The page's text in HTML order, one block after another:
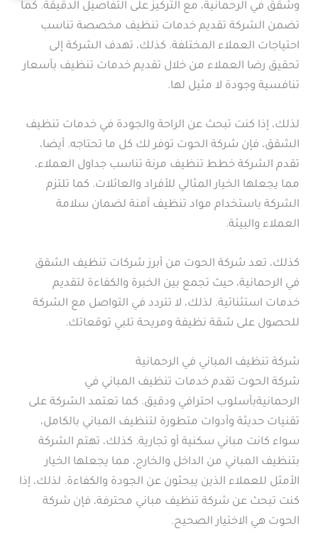
وشقق في الرحمانية، مع التركيز على التفاصيل الدقيقة. كما
تضمن الشركة تقديم خدمات تنظيف مخصصة تناسب
احتياجات العملاء المختلفة. كذلك، تهدف الشركة إلى
تحقيق رضا العملاء من خلال تقديم خدمات تنظيف بأسعار
تنافسية وجودة لا مثيل لها.
لذلك، إذا كنت تبحث عن الراحة والجودة في خدمات تنظيف
الشقق، فإن شركة الحوت توفر لك كل ما تحتاجه. أيضا،
تقدم الشركة خطط تنظيف مرنة تناسب جداول العملاء،
مما يجعلها الخيار المثالي للأفراد والعائلات. كما تلتزم
الشركة باستخدام مواد تنظيف آمنة لضمان سلامة
العملاء والبيئة.
كذلك، تعد شركة الحوت من أبرز شركات تنظيف الشقق
في الرحمانية، حيث تجمع بين الخبرة والكفاءة لتقديم
خدمات استثنائية. لذلك، لا تتردد في التواصل مع الشركة
للحصول على شقة نظيفة ومريحة تلبي توقعاتك.
شركة تنظيف المباني في الرحمانية
شركة الحوت تقدم خدمات تنظيف المباني في
الرحمانيةبأسلوب احترافي ودقيق. كما تعتمد الشركة على
تقنيات حديثة وأدوات متطورة لتنظيف المباني بالكامل،
سواء كانت مباني سكنية أو تجارية. كذلك، تهتم الشركة
بتنظيف المباني من الداخل والخارج، مما يجعلها الخيار
الأمثل للعملاء الذين يبحثون عن الجودة والكفاءة. لذلك، إذا
كنت تبحث عن شركة تنظيف مباني محترفة، فإن شركة
الحوت هي الاختيار الصحيح.